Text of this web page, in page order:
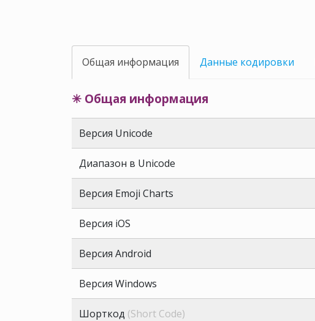
Общая информация Данные кодировки
✳ Общая информация
Версия Unicode
Диапазон в Unicode
Версия Emoji Charts
Версия iOS
Версия Android
Версия Windows
Шорткод (Short Code)